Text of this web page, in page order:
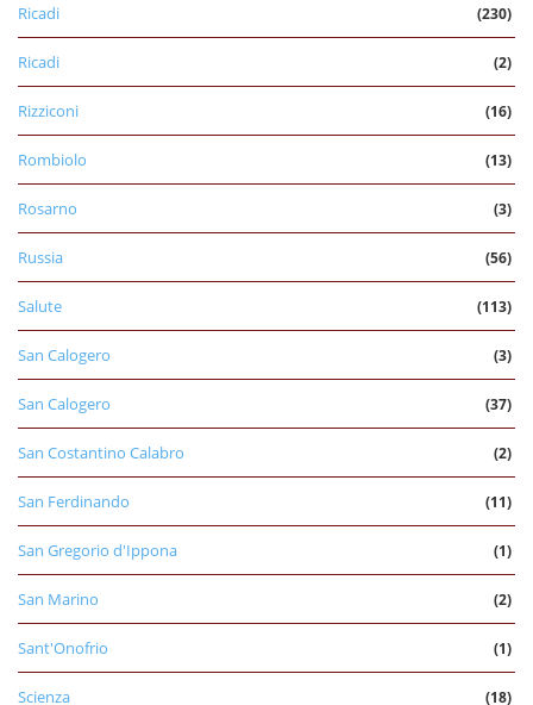
Ricadi (230)
Ricadi (2)
Rizziconi (16)
Rombiolo (13)
Rosarno (3)
Russia (56)
Salute (113)
San Calogero (3)
San Calogero (37)
San Costantino Calabro (2)
San Ferdinando (11)
San Gregorio d'Ippona (1)
San Marino (2)
Sant'Onofrio (1)
Scienza (18)